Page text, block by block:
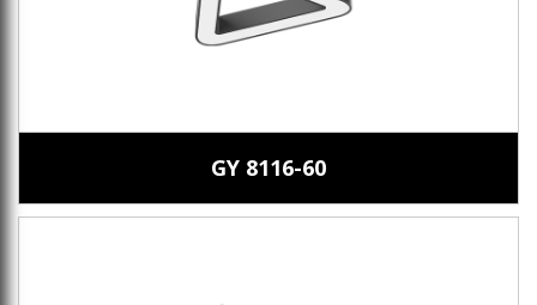
GY 8116-60